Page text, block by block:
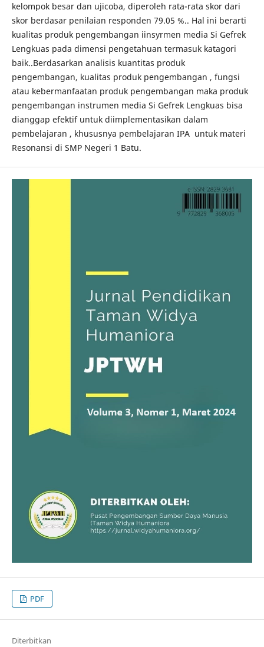
kelompok besar dan ujicoba, diperoleh rata-rata skor dari
skor berdasar penilaian responden 79.05 %.. Hal ini berarti
kualitas produk pengembangan iinsyrmen media Si Gefrek
Lengkuas pada dimensi pengetahuan termasuk katagori
baik..Berdasarkan analisis kuantitas produk
pengembangan, kualitas produk pengembangan , fungsi
atau kebermanfaatan produk pengembangan maka produk
pengembangan instrumen media Si Gefrek Lengkuas bisa
dianggap efektif untuk diimplementasikan dalam
pembelajaran , khususnya pembelajaran IPA untuk materi
Resonansi di SMP Negeri 1 Batu.
PDF
Diterbitkan